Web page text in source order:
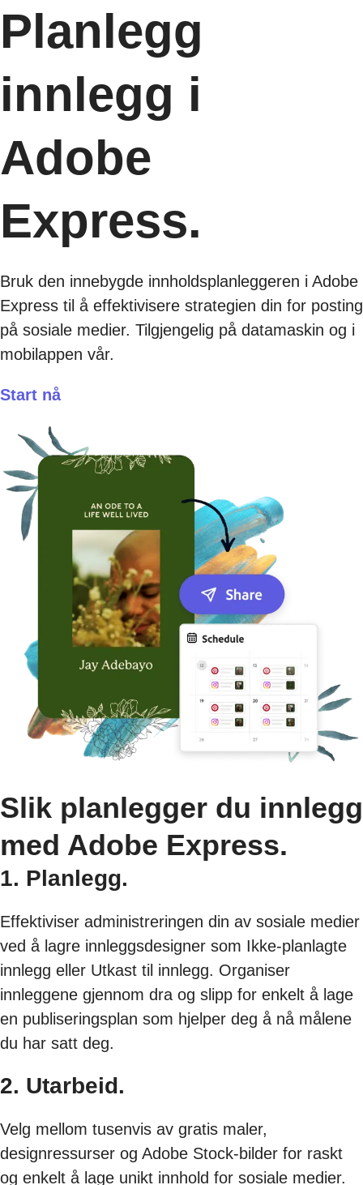
Planlegg
innlegg i
Adobe
Express.
Bruk den innebygde innholdsplanleggeren i Adobe
Express til å effektivisere strategien din for posting
på sosiale medier. Tilgjengelig på datamaskin og i
mobilappen vår.
Start nå
Slik planlegger du innlegg
med Adobe Express.
1. Planlegg.
Effektiviser administreringen din av sosiale medier
ved å lagre innleggsdesigner som Ikke-planlagte
innlegg eller Utkast til innlegg. Organiser
innleggene gjennom dra og slipp for enkelt å lage
en publiseringsplan som hjelper deg å nå målene
du har satt deg.
2. Utarbeid.
Velg mellom tusenvis av gratis maler,
designressurser og Adobe Stock-bilder for raskt
og enkelt å lage unikt innhold for sosiale medier.